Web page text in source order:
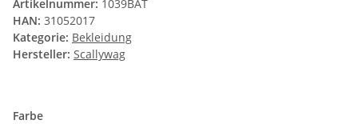
Artikelnummer: 1039BAT
HAN: 31052017
Kategorie: Bekleidung
Hersteller: Scallywag
Farbe